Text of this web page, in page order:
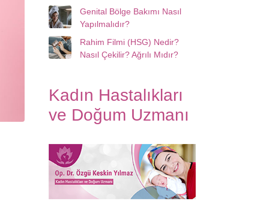
Genital Bölge Bakımı Nasıl
Yapılmalıdır?
Rahim Filmi (HSG) Nedir?
Nasıl Çekilir? Ağrılı Mıdır?
Kadın Hastalıkları
ve Doğum Uzmanı